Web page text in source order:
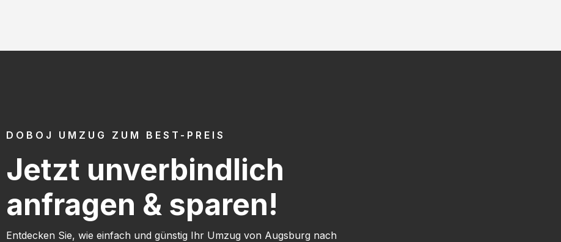
DOBOJ UMZUG ZUM BEST-PREIS
Jetzt unverbindlich
anfragen & sparen!
Entdecken Sie, wie einfach und günstig Ihr Umzug von Augsburg nach